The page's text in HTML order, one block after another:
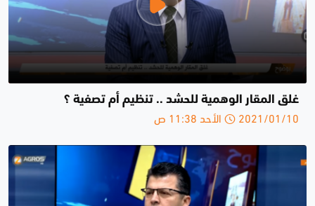
غلق المقار الوهمية للحشد .. تنظيم أم تصفية ؟
2021/01/10 الأحد 11:38 ص